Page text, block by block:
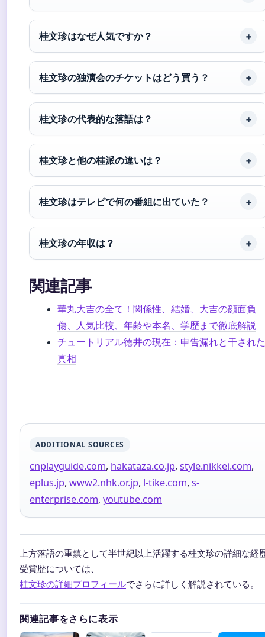
桂文珍はなぜ人気ですか？
桂文珍の独演会のチケットはどう買う？
桂文珍の代表的な落語は？
桂文珍と他の桂派の違いは？
桂文珍はテレビで何の番組に出ていた？
桂文珍の年収は？
関連記事
華丸大吉の全て！関係性、結婚、大吉の顔面負
傷、人気比較、年齢や本名、学歴まで徹底解説
チュートリアル徳井の現在：申告漏れと干された
真相
ADDITIONAL SOURCES
cnplayguide.com, hakataza.co.jp, style.nikkei.com,
eplus.jp, www2.nhk.or.jp, l-tike.com, s-
enterprise.com, youtube.com
上方落語の重鎮として半世紀以上活躍する桂文珍の詳細な経
受賞歴については、
桂文珍の詳細プロフィールでさらに詳しく解説されている。
関連記事をさらに表示